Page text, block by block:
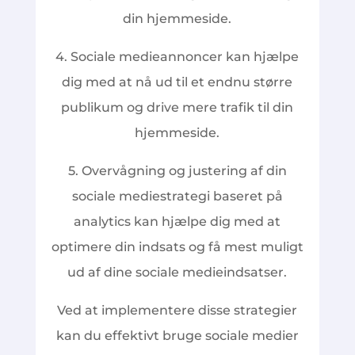
din hjemmeside.
4. Sociale medieannoncer kan hjælpe
dig med at nå ud til et endnu større
publikum og drive mere trafik til din
hjemmeside.
5. Overvågning og justering af din
sociale mediestrategi baseret på
analytics kan hjælpe dig med at
optimere din indsats og få mest muligt
ud af dine sociale medieindsatser.
Ved at implementere disse strategier
kan du effektivt bruge sociale medier